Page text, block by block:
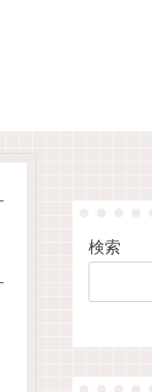
検索